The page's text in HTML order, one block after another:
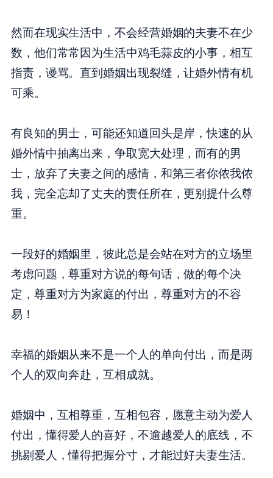
然而在现实生活中，不会经营婚姻的夫妻不在少
数，他们常常因为生活中鸡毛蒜皮的小事，相互
指责，谩骂。直到婚姻出现裂缝，让婚外情有机
可乘。
有良知的男士，可能还知道回头是岸，快速的从
婚外情中抽离出来，争取宽大处理，而有的男
士，放弃了夫妻之间的感情，和第三者你侬我侬
我，完全忘却了丈夫的责任所在，更别提什么尊
重。
一段好的婚姻里，彼此总是会站在对方的立场里
考虑问题，尊重对方说的每句话，做的每个决
定，尊重对方为家庭的付出，尊重对方的不容
易！
幸福的婚姻从来不是一个人的单向付出，而是两
个人的双向奔赴，互相成就。
婚姻中，互相尊重，互相包容，愿意主动为爱人
付出，懂得爱人的喜好，不逾越爱人的底线，不
挑剔爱人，懂得把握分寸，才能过好夫妻生活。